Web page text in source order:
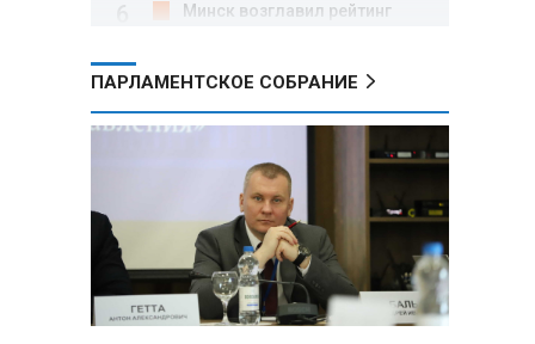
Минск возглавил рейтинг
Минобороны РФ: при
освобождении Анискино ВСУ
понесли большие потери, часть
военных сдалась в плен
Александр Лукашенко:
Россияне «услышали батьку» и
скупают пустующие дома в
белорусских деревнях
ПАРЛАМЕНТСКОЕ СОБРАНИЕ